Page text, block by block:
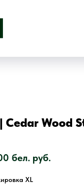
Cedar Wood
бел. руб.
XL